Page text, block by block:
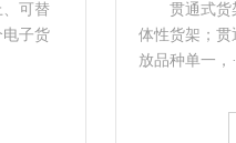
性的整
于存
模具货架
配置移动葫芦
轨道，承载后